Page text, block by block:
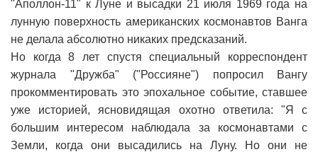
"Аполлон-11" к Луне и высадки 21 июля 1969 года на
лунную поверхность американских космонавтов Ванга
не делала абсолютно никаких предсказаний.
Но когда 8 лет спустя специальный корреспондент
журнала "Дружба" ("Россияне") попросил Вангу
прокомментировать это эпохальное событие, ставшее
уже историей, ясновидящая охотно ответила: "Я с
большим интересом наблюдала за космонавтами с
Земли, когда они высадились на Луну. Но они не